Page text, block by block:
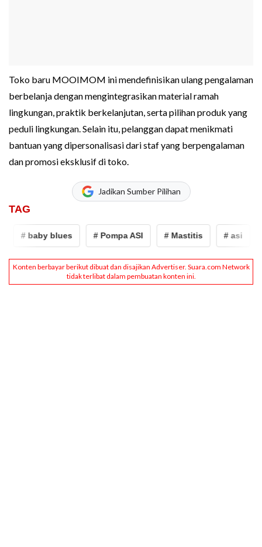
Toko baru MOOIMOM ini mendefinisikan ulang pengalaman
berbelanja dengan mengintegrasikan material ramah
lingkungan, praktik berkelanjutan, serta pilihan produk yang
peduli lingkungan. Selain itu, pelanggan dapat menikmati
bantuan yang dipersonalisasi dari staf yang berpengalaman
dan promosi eksklusif di toko.
Jadikan Sumber Pilihan
TAG
# baby blues # Pompa ASI # Mastitis # asi